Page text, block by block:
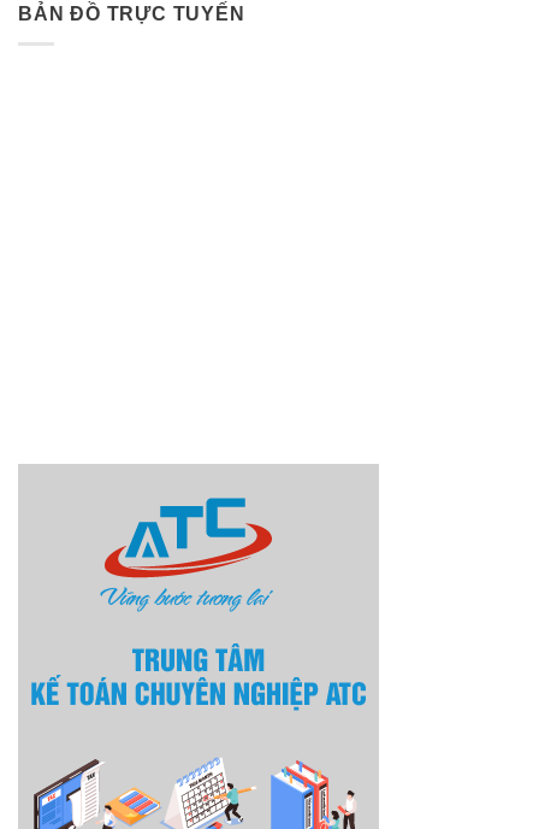
BẢN ĐỒ TRỰC TUYẾN